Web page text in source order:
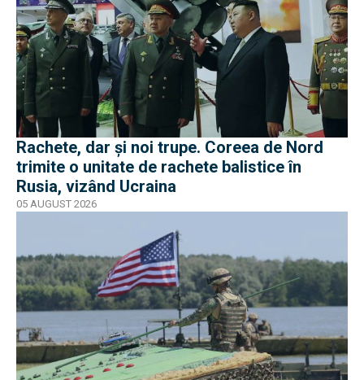
Rachete, dar și noi trupe. Coreea de Nord
trimite o unitate de rachete balistice în
Rusia, vizând Ucraina
05 AUGUST 2026